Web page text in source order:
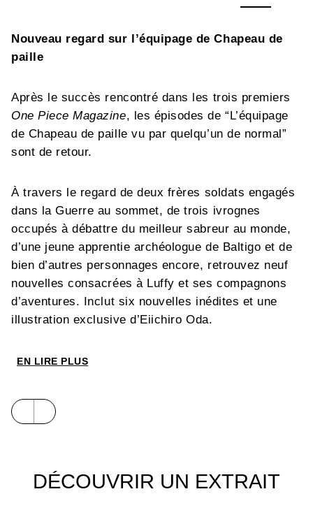
Nouveau regard sur l’équipage de Chapeau de
paille
Après le succès rencontré dans les trois premiers
One Piece Magazine, les épisodes de “L’équipage
de Chapeau de paille vu par quelqu’un de normal”
sont de retour.
À travers le regard de deux frères soldats engagés
dans la Guerre au sommet, de trois ivrognes
occupés à débattre du meilleur sabreur au monde,
d’une jeune apprentie archéologue de Baltigo et de
bien d’autres personnages encore, retrouvez neuf
nouvelles consacrées à Luffy et ses compagnons
d’aventures. Inclut six nouvelles inédites et une
illustration exclusive d’Eiichiro Oda.
EN LIRE PLUS
DÉCOUVRIR UN EXTRAIT